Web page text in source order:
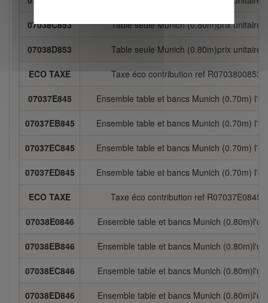
07038C853 Table seule Munich (0.80m)prix unitaire
07038D853 Table seule Munich (0.80m)prix unitaire
ECO TAXE Taxe éco contribution ref R0703800853
07037E845 Ensemble table et bancs Munich (0.70m)
07037EB845 Ensemble table et bancs Munich (0.70m)
07037EC845 Ensemble table et bancs Munich (0.70m)
07037ED845 Ensemble table et bancs Munich (0.70m)
ECO TAXE Taxe éco contribution ref R07037E0845
07038E0846 Ensemble table et bancs Munich
07038EB846 Ensemble table et bancs Munich
07038EC846 Ensemble table et bancs Munich
07038ED846 Ensemble table et bancs Munich